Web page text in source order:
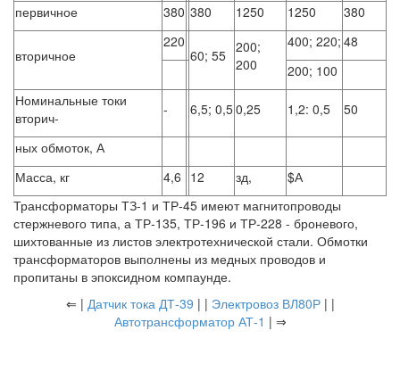
первичное
380 380 1250 1250 380
вторичное
220
60; 55 200;
200
400; 220; 48
200; 100
Номинальные токи
вторич-
- 6,5; 0,50,25 1,2: 0,5 50
ных обмоток, А
Масса, кг
4,6 12 зд,
$А
Трансформаторы ТЗ-1 и ТР-45 имеют магнитопроводы
стержневого типа, а ТР-135, ТР-196 и ТР-228 - броневого,
шихтованные из листов электротехнической стали. Обмотки
трансформаторов выполнены из медных проводов и
пропитаны в эпоксидном компаунде.
⇐ | Датчик тока ДТ-39 | | Электровоз ВЛ80Р| |
Автотрансформатор АТ-1 | ⇒